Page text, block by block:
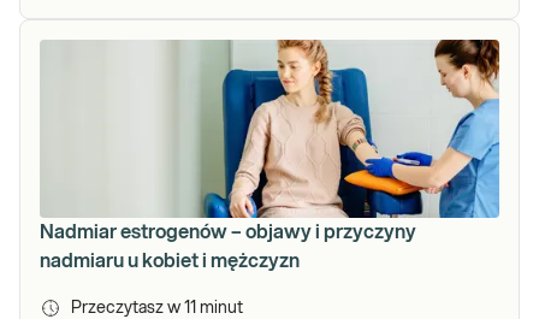
Nadmiar estrogenów – objawy i przyczyny
nadmiaru u kobiet i mężczyzn
Przeczytasz w 11 minut